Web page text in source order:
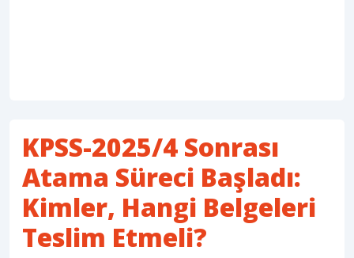
KPSS-2025/4 Sonrası
Atama Süreci Başladı:
Kimler, Hangi Belgeleri
Teslim Etmeli?